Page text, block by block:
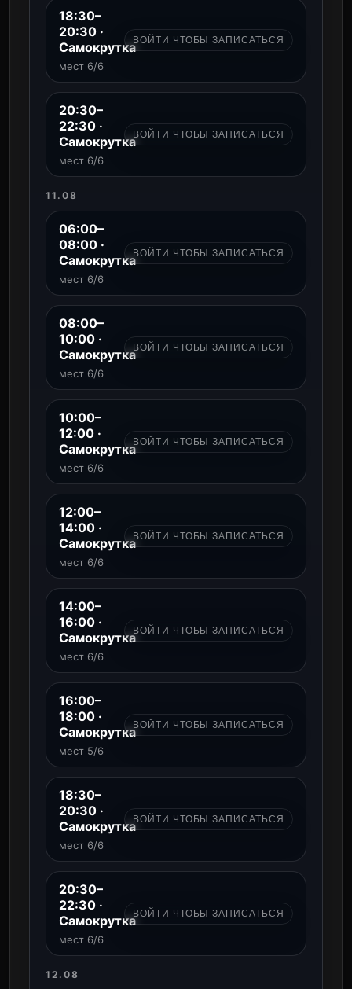
18:30–
20:30 ·
Самокрутка
мест 6/6
ВОЙТИ ЧТОБЫ ЗАПИСАТЬСЯ
20:30–
22:30 ·
Самокрутка
мест 6/6
ВОЙТИ ЧТОБЫ ЗАПИСАТЬСЯ
11.08
06:00–
08:00 ·
Самокрутка
мест 6/6
ВОЙТИ ЧТОБЫ ЗАПИСАТЬСЯ
08:00–
10:00 ·
Самокрутка
мест 6/6
ВОЙТИ ЧТОБЫ ЗАПИСАТЬСЯ
10:00–
12:00 ·
Самокрутка
мест 6/6
ВОЙТИ ЧТОБЫ ЗАПИСАТЬСЯ
12:00–
14:00 ·
Самокрутка
мест 6/6
ВОЙТИ ЧТОБЫ ЗАПИСАТЬСЯ
14:00–
16:00 ·
Самокрутка
мест 6/6
ВОЙТИ ЧТОБЫ ЗАПИСАТЬСЯ
16:00–
18:00 ·
Самокрутка
мест 5/6
ВОЙТИ ЧТОБЫ ЗАПИСАТЬСЯ
18:30–
20:30 ·
Самокрутка
мест 6/6
ВОЙТИ ЧТОБЫ ЗАПИСАТЬСЯ
20:30–
22:30 ·
Самокрутка
мест 6/6
ВОЙТИ ЧТОБЫ ЗАПИСАТЬСЯ
12.08